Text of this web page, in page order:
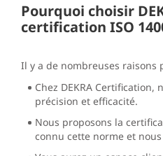
Pourquoi choisir
certification ISO
Il y a de nombreuses raisons
Chez DEKRA
précision et efficacité.
Nous proposons la
connu cette norme et